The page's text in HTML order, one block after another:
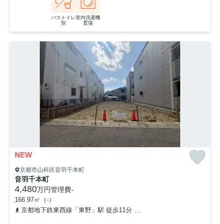
バストイレ
別
室内洗濯機
置場
NEW
京都市山科区音羽千本町
音羽千本町
4,480万円管理費-
166.97㎡（-）
京都地下鉄東西線「東野」駅 徒歩11分